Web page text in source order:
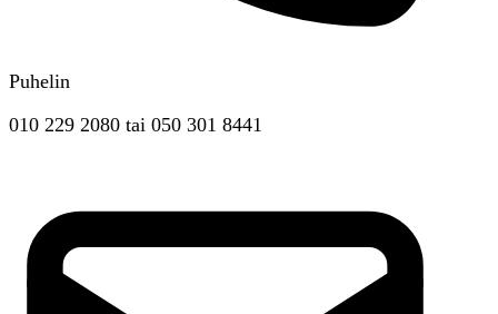
Puhelin
010 229 2080 tai 050 301 8441